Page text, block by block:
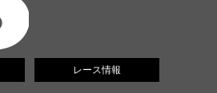
レース情報